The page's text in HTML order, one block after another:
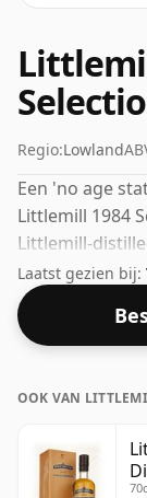
Regio:Lowland
Een 'no age
Littlemill 1984
Littlemill-
alcoholgehalte
Laatst gezien bij:
OOK VAN